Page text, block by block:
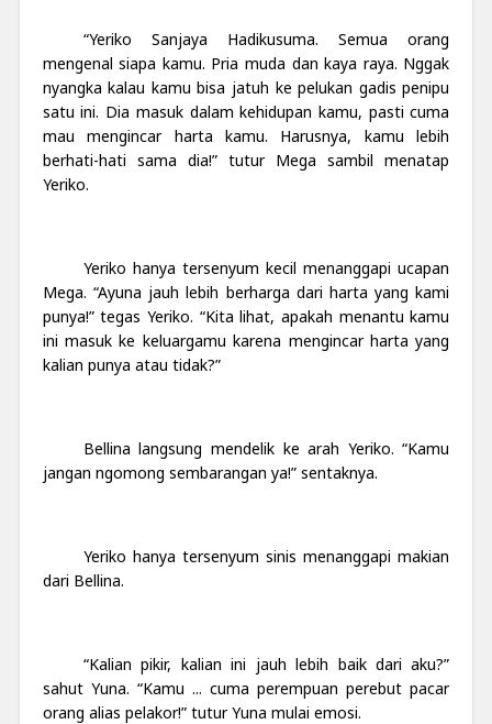
“Yeriko Sanjaya Hadikusuma. Semua orang
mengenal siapa kamu. Pria muda dan kaya raya. Nggak
nyangka kalau kamu bisa jatuh ke pelukan gadis penipu
satu ini. Dia masuk dalam kehidupan kamu, pasti cuma
mau mengincar harta kamu. Harusnya, kamu lebih
berhati-hati sama dia!” tutur Mega sambil menatap
Yeriko.
Yeriko hanya tersenyum kecil menanggapi ucapan
Mega. “Ayuna jauh lebih berharga dari harta yang kami
punya!” tegas Yeriko. “Kita lihat, apakah menantu kamu
ini masuk ke keluargamu karena mengincar harta yang
kalian punya atau tidak?”
Bellina langsung mendelik ke arah Yeriko. “Kamu
jangan ngomong sembarangan ya!” sentaknya.
Yeriko hanya tersenyum sinis menanggapi makian
dari Bellina.
“Kalian pikir, kalian ini jauh lebih baik dari aku?”
sahut Yuna. “Kamu ... cuma perempuan perebut pacar
orang alias pelakor!” tutur Yuna mulai emosi.